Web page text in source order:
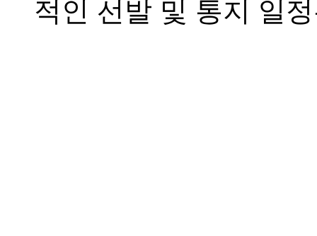
적인 선발 및 통지 일